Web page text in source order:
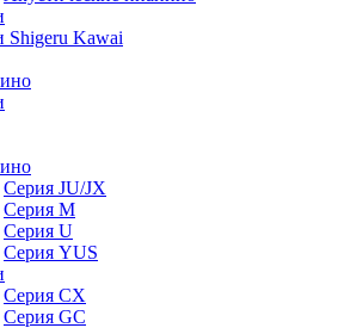
Shigeru Kawai
Серия JU/JX
Серия M
Серия U
Серия YUS
Серия CX
Серия GC